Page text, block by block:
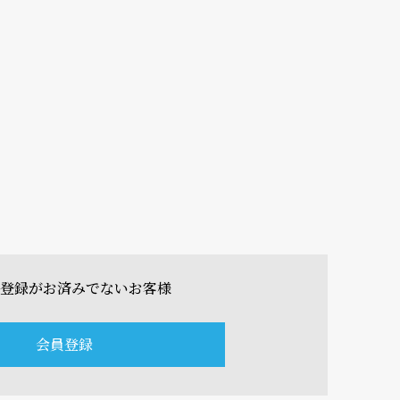
録がお済みでないお客様
会員登録